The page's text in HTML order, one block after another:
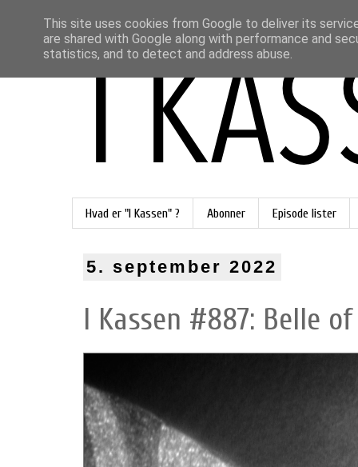
Hvad er "I Kassen" ? Abonner Episode lister
5. september 2022
I Kassen #887: Belle
This site uses cookies from Google to deliver its
are shared with Google along with performance and
statistics, and to detect and address abuse.